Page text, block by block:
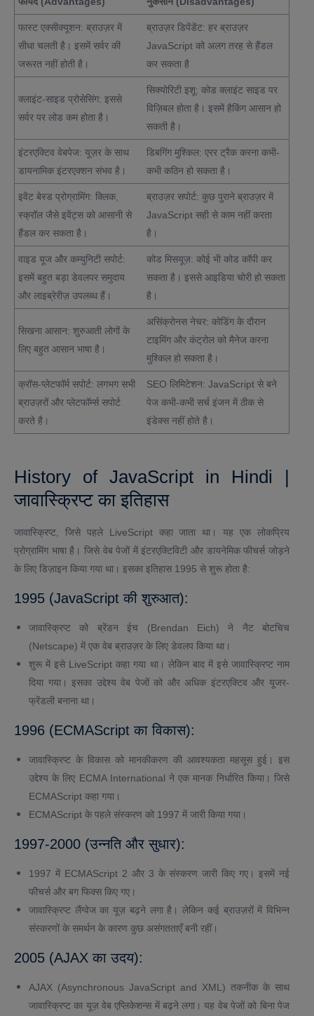
फास्ट एक्सीक्यूशन: ब्राउज़र में
सीधा चलती है। इसमें सर्वर की
जरूरत नहीं होती है।
ब्राउज़र डिपेंडेंट: हर ब्राउज़र
JavaScript को अलग तरह से हैंडल
कर सकता है
क्लाइंट-साइड प्रोसेसिंग: इससे
सर्वर पर लोड कम होता है।
सिक्योरिटी इशू: कोड क्लाइंट साइड पर
विज़िबल होता है। इसमें हैकिंग आसान हो
सकती है।
इंटरएक्टिव वेबपेज: यूज़र के साथ
डायनामिक इंटरएक्शन संभव है।
डिबगिंग मुश्किल: एरर ट्रैक करना कभी-
कभी कठिन हो सकता है।
इवेंट बेस्ड प्रोग्रामिंग: क्लिक,
स्क्रॉल जैसे इवेंट्स को आसानी से
हैंडल कर सकता है।
ब्राउज़र सपोर्ट: कुछ पुराने ब्राउज़र में
JavaScript सही से काम नहीं करता
है।
वाइड यूज और कम्युनिटी सपोर्ट:
इसमें बहुत बड़ा डेवलपर समुदाय
और लाइब्रेरीज़ उपलब्ध हैं।
कोड मिसयूज़: कोई भी कोड कॉपी कर
सकता है। इससे आइडिया चोरी हो सकता
है।
सिखना आसान: शुरुआती लोगों के
लिए बहुत आसान भाषा है।
असिंक्रोनस नेचर: कोडिंग के दौरान
टाइमिंग और कंट्रोल को मैनेज करना
मुश्किल हो सकता है।
क्रॉस-प्लेटफॉर्म सपोर्ट: लगभग सभी
ब्राउज़रों और प्लेटफॉर्म्स सपोर्ट
करते है।
SEO लिमिटेशन: JavaScript से बने
पेज कभी-कभी सर्च इंजन में ठीक से
इंडेक्स नहीं होते है।
History of JavaScript in Hindi |
जावास्क्रिप्ट का इतिहास
जावास्क्रिप्ट, जिसे पहले LiveScript कहा जाता था। यह एक लोकप्रिय
प्रोग्रामिंग भाषा है। जिसे वेब पेजों में इंटरएक्टिविटी और डायनेमिक फीचर्स जोड़ने
के लिए डिज़ाइन किया गया था। इसका इतिहास 1995 से शुरू होता है:
1995 (JavaScript की शुरुआत):
जावास्क्रिप्ट को ब्रेंडन ईच (Brendan Eich) ने नैट बोटचिच
(Netscape) में एक वेब ब्राउज़र के लिए डेवलप किया था।
शुरू में इसे LiveScript कहा गया था। लेकिन बाद में इसे जावास्क्रिप्ट नाम
दिया गया। इसका उद्देश्य वेब पेजों को और अधिक इंटरएक्टिव और यूजर-
फ्रेंडली बनाना था।
1996 (ECMAScript का विकास):
जावास्क्रिप्ट के विकास को मानकीकरण की आवश्यकता महसूस हुई। इस
उद्देश्य के लिए ECMA International ने एक मानक निर्धारित किया। जिसे
ECMAScript कहा गया।
ECMAScript के पहले संस्करण को 1997 में जारी किया गया।
1997-2000 (उन्नति और सुधार):
1997 में ECMAScript 2 और 3 के संस्करण जारी किए गए। इसमें नई
फीचर्स और बग फिक्स किए गए।
जावास्क्रिप्ट लैंग्वेज का यूज़ बढ़ने लगा है। लेकिन कई ब्राउज़रों में विभिन्न
संस्करणों के समर्थन के कारण कुछ असंगतताएँ बनी रहीं।
2005 (AJAX का उदय):
AJAX (Asynchronous JavaScript and XML) तकनीक के साथ
जावास्क्रिप्ट का यूज़ वेब एप्लिकेशन्स में बढ़ने लगा। यह वेब पेजों को बिना पेज